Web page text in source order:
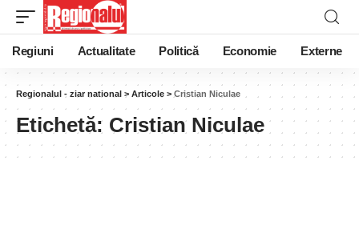
Regiuni Actualitate Politică Economie Externe
Regionalul - ziar national > Articole > Cristian Niculae
Etichetă: Cristian Niculae